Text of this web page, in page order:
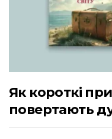
Як короткі
повертають